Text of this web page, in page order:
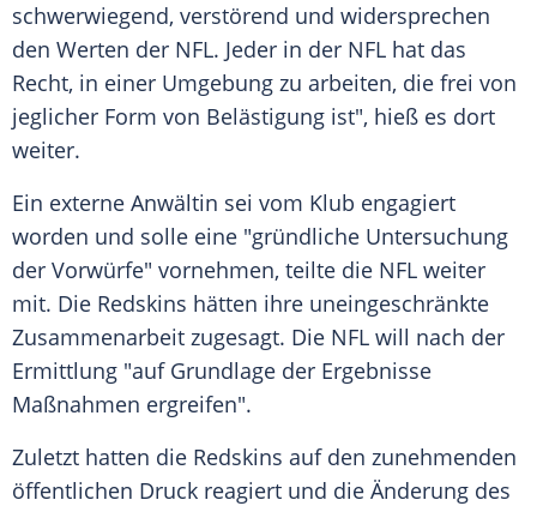
schwerwiegend, verstörend und widersprechen
den Werten der NFL. Jeder in der NFL hat das
Recht, in einer Umgebung zu arbeiten, die frei von
jeglicher Form von Belästigung ist", hieß es dort
weiter.
Ein externe Anwältin sei vom Klub engagiert
worden und solle eine "gründliche Untersuchung
der Vorwürfe" vornehmen, teilte die NFL weiter
mit. Die Redskins hätten ihre uneingeschränkte
Zusammenarbeit zugesagt. Die NFL will nach der
Ermittlung "auf Grundlage der Ergebnisse
Maßnahmen ergreifen".
Zuletzt hatten die Redskins auf den zunehmenden
öffentlichen Druck reagiert und die Änderung des